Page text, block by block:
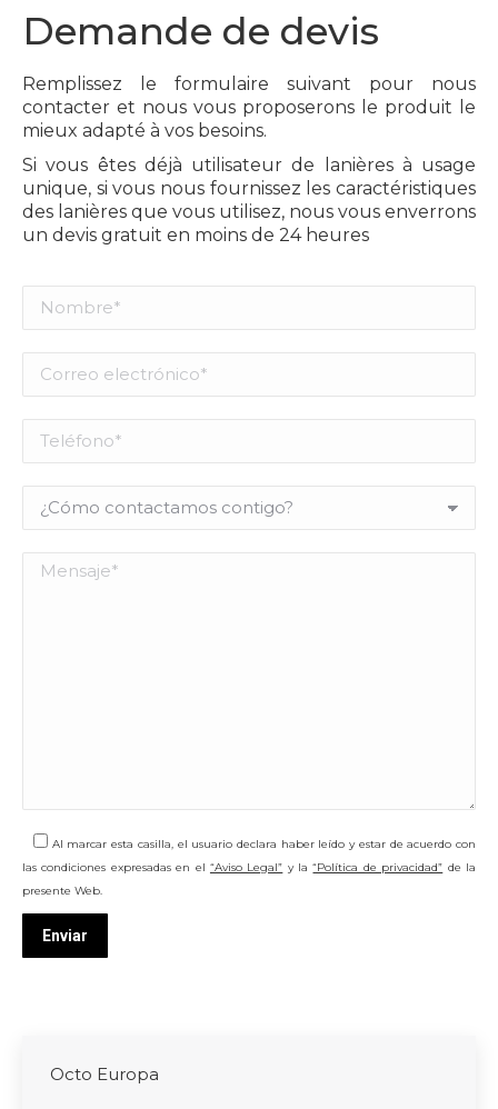
Demande de devis
Remplissez le formulaire suivant pour nous
contacter et nous vous proposerons le produit le
mieux adapté à vos besoins.
Si vous êtes déjà utilisateur de lanières à usage
unique, si vous nous fournissez les caractéristiques
des lanières que vous utilisez, nous vous enverrons
un devis gratuit en moins de 24 heures
Al marcar esta casilla, el usuario declara haber leído y estar de acuerdo con
las condiciones expresadas en el “Aviso Legal” y la“Política de privacidad” de la
presente Web.
Octo Europa